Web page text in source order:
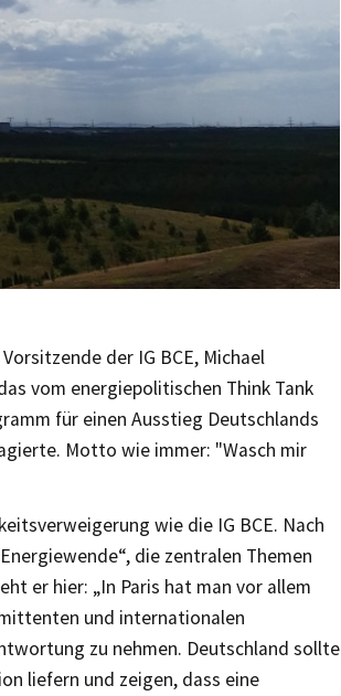
der IG BCE, Michael
vom energiepolitischen Think Tank
für einen Ausstieg Deutschlands
Motto wie immer: "Wasch mir
wie die IG BCE. Nach
die zentralen Themen
er hier: „In Paris hat man vor allem
und internationalen
zu nehmen. Deutschland sollte
liefern und zeigen, dass eine